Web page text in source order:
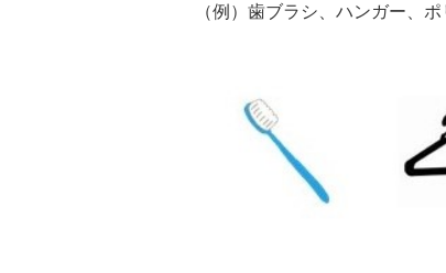
（例）歯ブラシ、ハンガー、